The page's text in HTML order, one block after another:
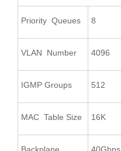
Priority Queues 8
VLAN Number 4096
IGMP Groups 512
MAC Table Size 16K